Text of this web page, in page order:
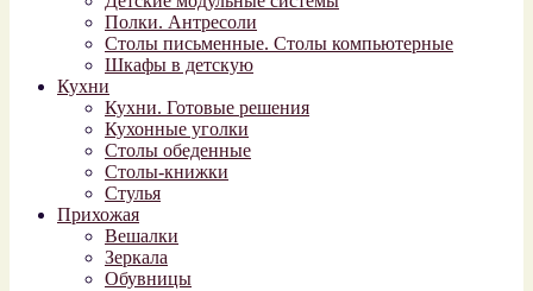
Полки. Антресоли
Столы письменные. Столы компьютерные
Шкафы в детскую
Кухни
Кухни. Готовые решения
Кухонные уголки
Столы обеденные
Столы-книжки
Стулья
Прихожая
Вешалки
Зеркала
Обувницы